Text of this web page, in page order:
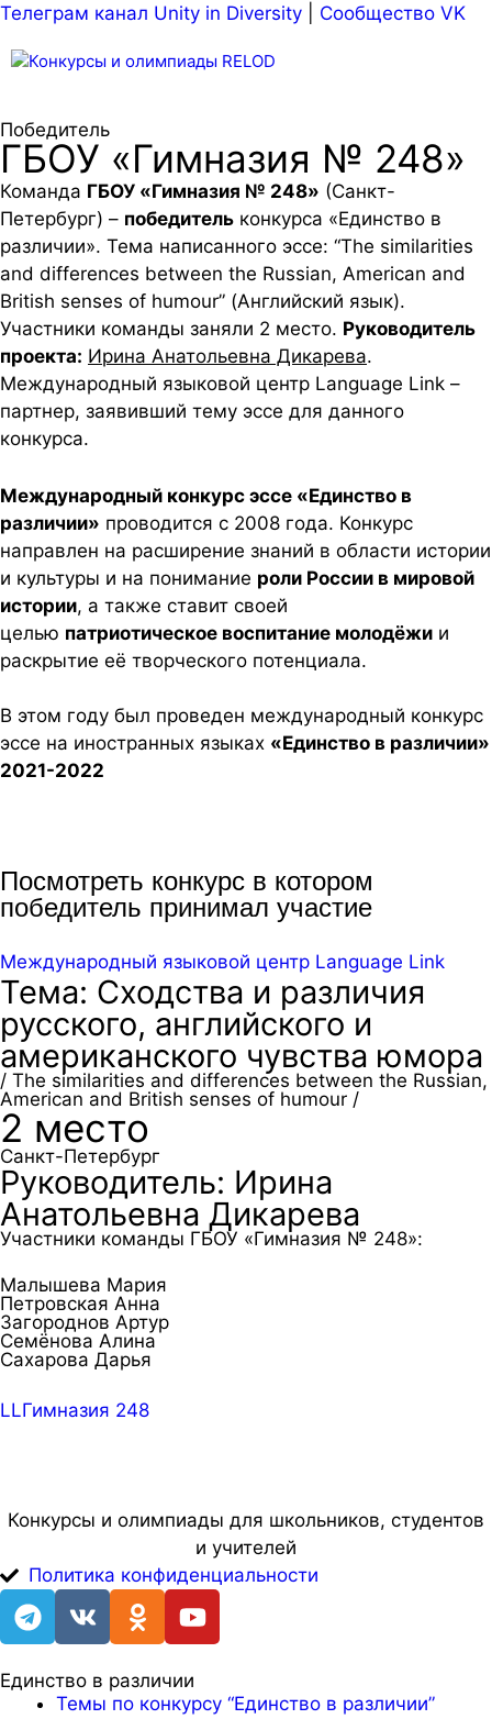
Телеграм канал Unity in Diversity Сообщество VK
Победитель
ГБОУ «Гимназия № 248»
Команда ГБОУ «Гимназия № 248» (Санкт-
Петербург) – победитель конкурса «Единство в
различии». Тема написанного эссе: “The similarities
and differences between the Russian, American and
British senses of humour” (Английский язык).
Участники команды заняли 2 место. Руководитель
проекта: Ирина Анатольевна Дикарева.
Международный языковой центр Language Link –
партнер, заявивший тему эссе для данного
конкурса.
Международный конкурс эссе «Единство в
различии» проводится с 2008 года. Конкурс
направлен на расширение знаний в области истории
и культуры и на понимание роли России в мировой
истории, а также ставит своей
целью патриотическое воспитание молодёжи и
раскрытие её творческого потенциала.
В этом году был проведен международный конкурс
эссе на иностранных языках «Единство в различии»
2021-2022
Посмотреть конкурс в котором
победитель принимал участие
Международный языковой центр Language Link
Тема: Сходства и различия
русского, английского и
американского чувства юмора
/ The similarities and differences between the Russian,
American and British senses of humour /
2 место
Санкт-Петербург
Руководитель: Ирина
Анатольевна Дикарева
Участники команды ГБОУ «Гимназия № 248»:
Малышева Мария
Петровская Анна
Загороднов Артур
Семёнова Алина
Сахарова Дарья
LLГимназия 248
Конкурсы и олимпиады для школьников, студентов
и учителей
Политика конфиденциальности
Единство в различии
Темы по конкурсу “Единство в различии”